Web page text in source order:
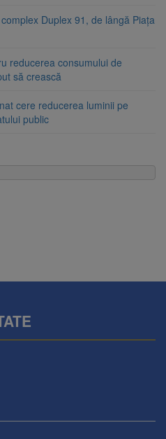
Duplex 91, de lângă Piața
reducerea consumului de
să crească
cere reducerea luminii pe
public